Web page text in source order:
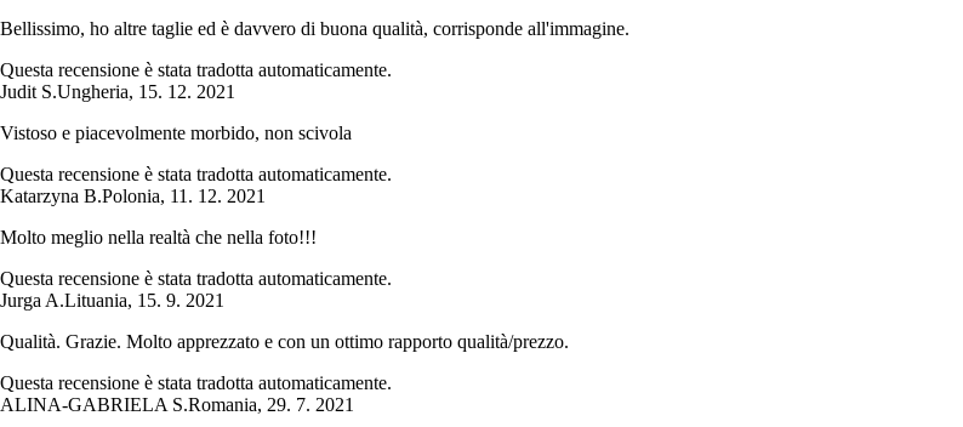
Bellissimo, ho altre taglie ed è davvero di buona qualità, corrisponde all'immagine.
Questa recensione è stata tradotta automaticamente.
Judit S.Ungheria, 15. 12. 2021
Vistoso e piacevolmente morbido, non scivola
Questa recensione è stata tradotta automaticamente.
Katarzyna B.Polonia, 11. 12. 2021
Molto meglio nella realtà che nella foto!!!
Questa recensione è stata tradotta automaticamente.
Jurga A.Lituania, 15. 9. 2021
Qualità. Grazie. Molto apprezzato e con un ottimo rapporto qualità/prezzo.
Questa recensione è stata tradotta automaticamente.
ALINA-GABRIELA S.Romania, 29. 7. 2021